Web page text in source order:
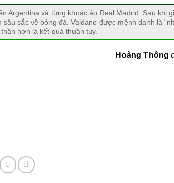
Argentina và từng khoác áo Real Madrid. Sau khi
sắc về bóng đá. Valdano được mệnh danh là
hơn là kết quả thuần túy.
Hoàng Thông